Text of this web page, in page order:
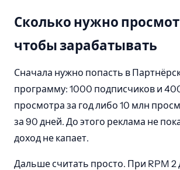
Сколько нужно
чтобы зарабатывать
Сначала нужно попасть в
программу: 1000 подписчиков и
просмотра за год либо 10 млн
за 90 дней. До этого реклама не
доход не капает.
Дальше считать просто. При RPM 2